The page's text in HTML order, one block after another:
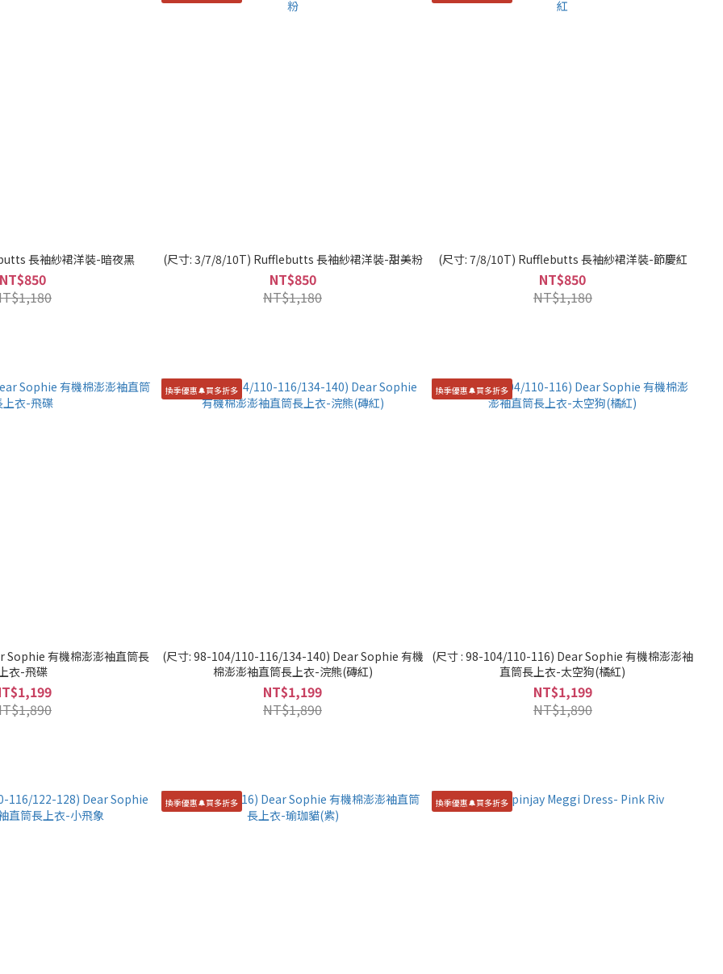
長袖紗裙洋裝-暗夜黑
NT$850
(尺寸: 3/7/8/10T) Rufflebutts 長袖紗裙洋裝-甜美粉
NT$850
NT$1,180
(尺寸: 7/8/10T) Rufflebutts 長袖紗裙洋裝-節慶紅
NT$850
NT$1,180
Sophie 有機棉澎澎袖直筒長
上衣-飛碟
換季優惠🔔買多折多
(尺寸: 98-104/110-116/134-140) Dear Sophie 有機
棉澎澎袖直筒長上衣-浣熊(磚紅)
NT$1,199
NT$1,890
換季優惠🔔買多折多
(尺寸 : 98-104/110-116) Dear Sophie 有機棉澎澎袖
直筒長上衣-太空狗(橘紅)
NT$1,199
NT$1,890
換季優惠🔔買多折多 換季優惠🔔買多折多